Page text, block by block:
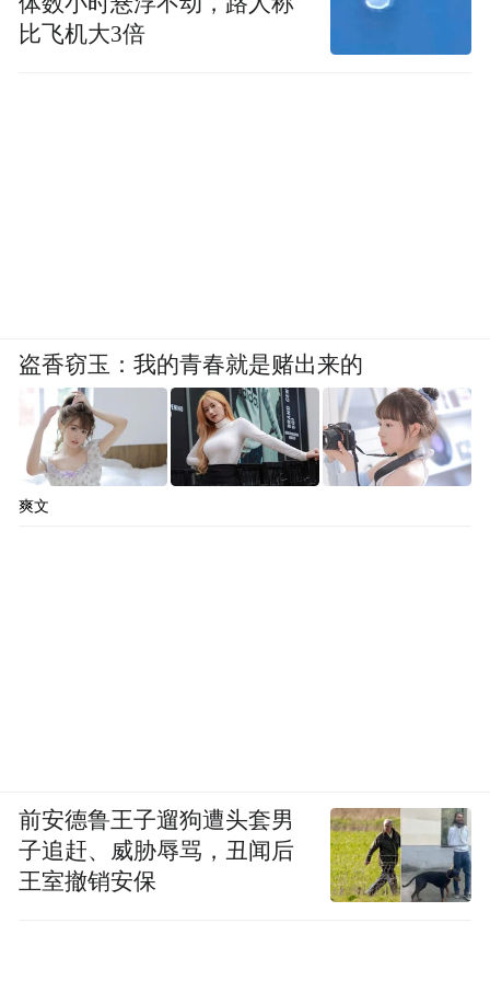
比飞机大3倍
盗香窃玉：我的青春就是赌出来的
爽文
前安德鲁王子遛狗遭头套男
子追赶、威胁辱骂，丑闻后
王室撤销安保